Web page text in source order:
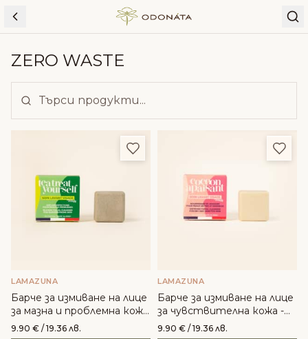
Skip to content
ZERO WASTE
Добави в любими
LAMAZUNA
Барче за измиване на лице
за мазна и проблемна кожа
- Lamazuna
9.90 € / 19.36 лв.
LAMAZUNA
Барче за измиване на лице
за чувствителна кожа -
Lamazuna
9.90 € / 19.36 лв.